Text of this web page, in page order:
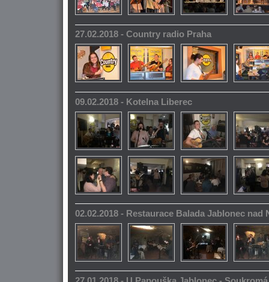
27.02.2018 - Country radio Praha
09.02.2018 - Kotelna Liberec
02.02.2018 - Restaurace Balada Jablonec nad